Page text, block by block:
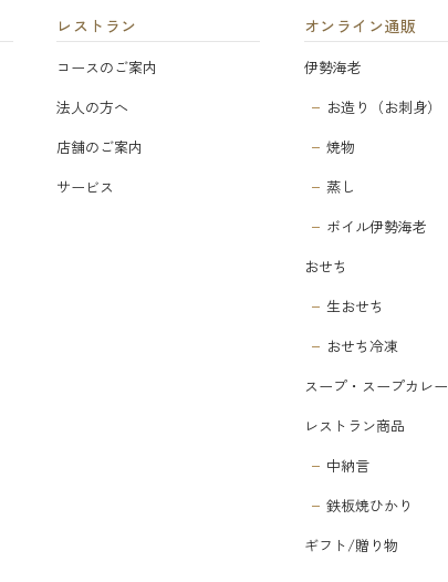
レストラン
コースのご案内
法人の方へ
店舗のご案内
サービス
オンライン通販
伊勢海老
お造り（お刺身）
焼物
蒸し
ボイル伊勢海老
おせち
生おせち
おせち冷凍
スープ・スープカレー
レストラン商品
中納言
鉄板焼ひかり
ギフト/贈り物